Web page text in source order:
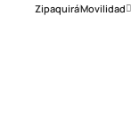
ZipaquiráMovilidad